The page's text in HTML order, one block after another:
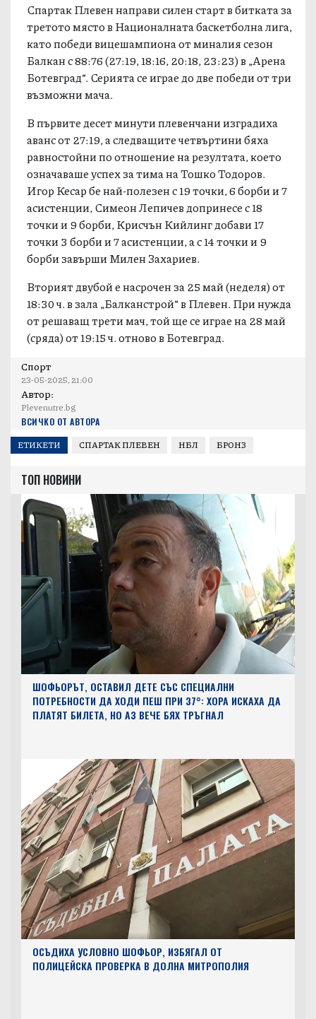
Спорт
23-05-2025, 21:00
Автор:
Plevenutre.bg
ВСИЧКО ОТ АВТОРА
Спартак Плевен направи силен старт в битката за
третото място в Националната баскетболна лига,
като победи вицешампиона от миналия сезон
Балкан с 88:76 (27:19, 18:16, 20:18, 23:23) в „Арена
Ботевград“. Серията се играе до две победи от три
възможни мача.
В първите десет минути плевенчани изградиха
аванс от 27:19, а следващите четвъртини бяха
равностойни по отношение на резултата, което
означаваше успех за тима на Тошко Тодоров.
Игор Кесар бе най-полезен с 19 точки, 6 борби и 7
асистенции, Симеон Лепичев допринесе с 18
точки и 9 борби, Крисчън Кийлинг добави 17
точки 3 борби и 7 асистенции, а с 14 точки и 9
борби завърши Милен Захариев.
Вторият двубой е насрочен за 25 май (неделя) от
18:30 ч. в зала „Балканстрой“ в Плевен. При нужда
от решаващ трети мач, той ще се играе на 28 май
(сряда) от 19:15 ч. отново в Ботевград.
ЕТИКЕТИ СПАРТАК ПЛЕВЕН НБЛ БРОНЗ
ТОП НОВИНИ
ШОФЬОРЪТ, ОСТАВИЛ ДЕТЕ СЪС СПЕЦИАЛНИ
ПОТРЕБНОСТИ ДА ХОДИ ПЕШ ПРИ 37°: ХОРА ИСКАХА ДА
ПЛАТЯТ БИЛЕТА, НО АЗ ВЕЧЕ БЯХ ТРЪГНАЛ
ОСЪДИХА УСЛОВНО ШОФЬОР, ИЗБЯГАЛ ОТ
ПОЛИЦЕЙСКА ПРОВЕРКА В ДОЛНА МИТРОПОЛИЯ